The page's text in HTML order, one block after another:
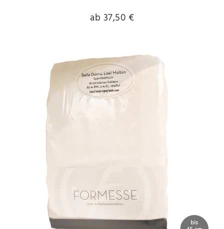
ab 37,50 €